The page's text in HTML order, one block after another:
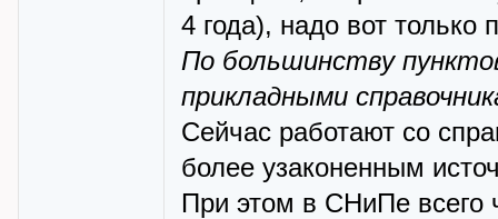
4 года), надо вот только
По большинству
прикладными
Сейчас работают со
более узаконенным
При этом в СНиПе всего